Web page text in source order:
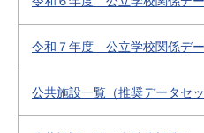
令和７年度 公立学校関係デ
公共施設一覧（推奨データセッ